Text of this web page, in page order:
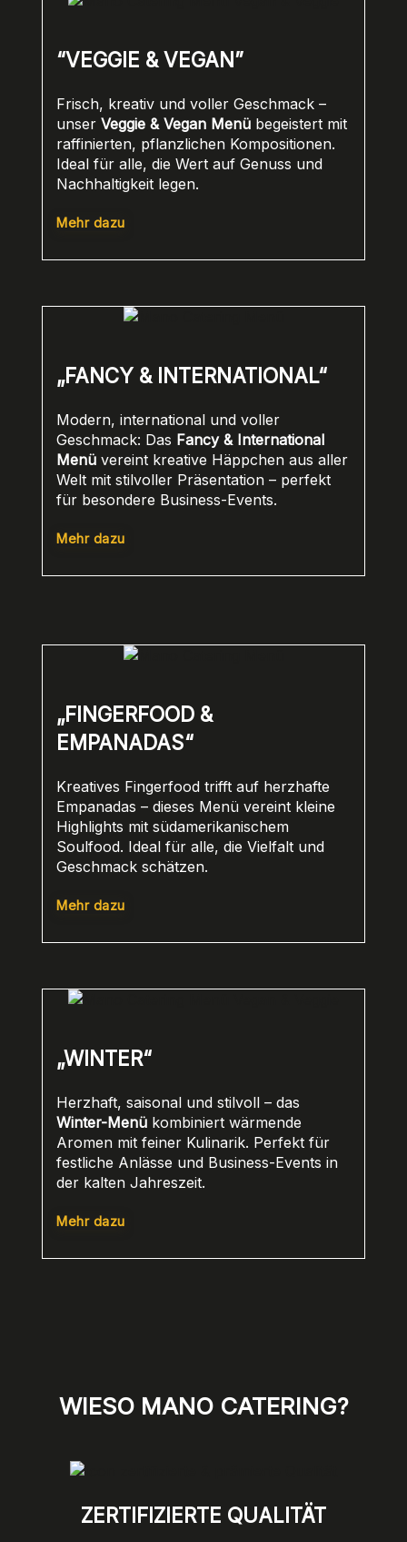
“VEGGIE & VEGAN”
Frisch, kreativ und voller Geschmack –
unser Veggie & Vegan Menü begeistert mit
raffinierten, pflanzlichen Kompositionen.
Ideal für alle, die Wert auf Genuss und
Nachhaltigkeit legen.
Mehr dazu
„FANCY & INTERNATIONAL“
Modern, international und voller
Geschmack: Das Fancy & International
Menü vereint kreative Häppchen aus aller
Welt mit stilvoller Präsentation – perfekt
für besondere Business-Events.
Mehr dazu
„FINGERFOOD &
EMPANADAS“
Kreatives Fingerfood trifft auf herzhafte
Empanadas – dieses Menü vereint kleine
Highlights mit südamerikanischem
Soulfood. Ideal für alle, die Vielfalt und
Geschmack schätzen.
Mehr dazu
„WINTER“
Herzhaft, saisonal und stilvoll – das
Winter-Menü kombiniert wärmende
Aromen mit feiner Kulinarik. Perfekt für
festliche Anlässe und Business-Events in
der kalten Jahreszeit.
Mehr dazu
WIESO MANO CATERING?
ZERTIFIZIERTE QUALITÄT